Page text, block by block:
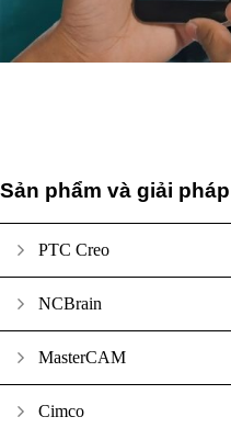
Sản phẩm và giải pháp
PTC Creo
NCBrain
MasterCAM
Cimco